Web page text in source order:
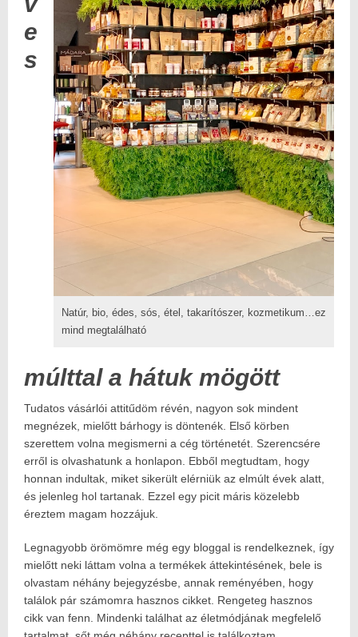
Natúr, bio, édes, sós, étel, takarítószer, kozmetikum…ez
mind megtalálható
e
s
múlttal a hátuk mögött
Tudatos vásárlói attitűdöm révén, nagyon sok mindent
megnézek, mielőtt bárhogy is döntenék. Első körben
szerettem volna megismerni a cég történetét. Szerencsére
erről is olvashatunk a honlapon. Ebből megtudtam, hogy
honnan indultak, miket sikerült elérniük az elmúlt évek alatt,
és jelenleg hol tartanak. Ezzel egy picit máris közelebb
éreztem magam hozzájuk.
Legnagyobb örömömre még egy bloggal is rendelkeznek, így
mielőtt neki láttam volna a termékek áttekintésének, bele is
olvastam néhány bejegyzésbe, annak reményében, hogy
találok pár számomra hasznos cikket. Rengeteg hasznos
cikk van fenn. Mindenki találhat az életmódjának megfelelő